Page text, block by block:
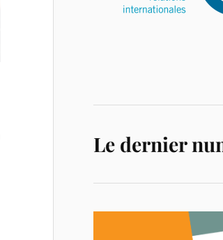
Le dernier